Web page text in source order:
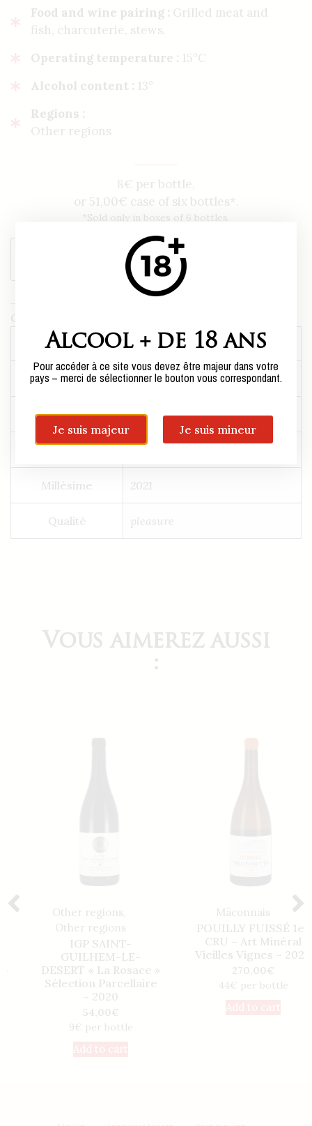
Food and wine pairing : Grilled meat and
fish, charcuterie, stews.
Operating temperature : 15°C
Alcohol content : 13°
Regions :
Other regions
8€ per bottle,
or 51,00€ case of six bottles*.
*Sold only in boxes of 6 bottles.
Add to cart
Category:
Weight 9,12 kg
Centilisation 75cl
Conditionnement 1 Box of 6 bottles
Couleur red
Millésime 2021
Qualité pleasure
Vous aimerez aussi
:
Other regions,
Other regions
IGP SAINT-
GUILHEM-LE-
DESERT « La Rosace »
Sélection Parcellaire
– 2020
54,00 €
9€ per bottle
Mâconnais
POUILLY FUISSÉ 1er
CRU – Art Minéral
Vieilles Vignes – 2020
270,00 €
44€ per bottle
Alcool + de 18 ans
Pour accéder à ce site vous devez être majeur dans votre
pays – merci de sélectionner le bouton vous correspondant.
Je suis majeur Je suis mineur